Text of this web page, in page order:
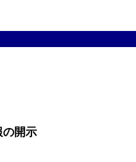
の開示